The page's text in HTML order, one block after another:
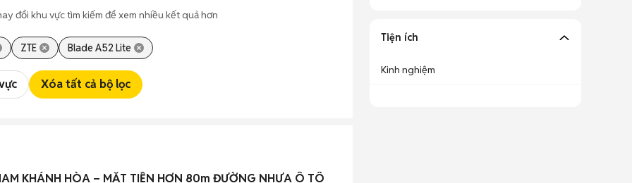
đổi khu vực tìm kiếm để xem nhiều kết quả hơn
ZTE Blade A52 Lite
Xóa tất cả bộ lọc
KHÁNH HÒA – MẶT TIỀN HƠN 80m ĐƯỜNG NHỰA Ô TÔ
Tiện ích
Kinh nghiệm